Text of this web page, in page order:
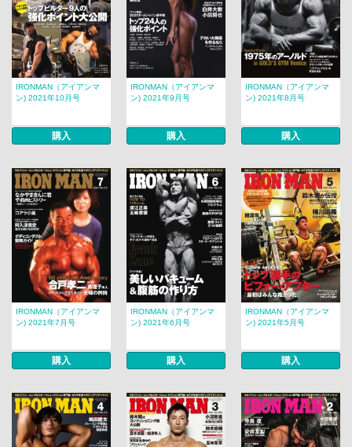
IRONMAN（アイアンマ
ン) 2021年10月号
購入
IRONMAN（アイアンマ
ン) 2021年9月号
購入
IRONMAN（アイアンマ
ン) 2021年8月号
購入
IRONMAN（アイアンマ
ン) 2021年7月号
購入
IRONMAN（アイアンマ
ン) 2021年6月号
購入
IRONMAN（アイアンマ
ン) 2021年5月号
購入